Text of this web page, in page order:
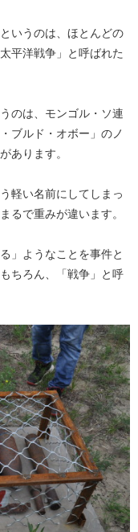
いうのは、ほとんどの
平洋戦争」と呼ばれた
のは、モンゴル・ソ連
ブルド・オボー」のノ
あります。
軽い名前にしてしまっ
るで重みが違います。
」ようなことを事件と
ちろん、「戦争」と呼